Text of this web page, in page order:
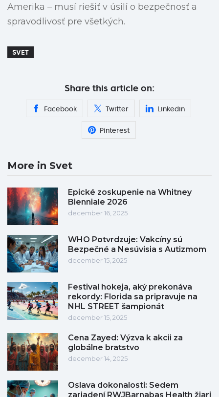
Amerika – musí riešiť v úsilí o bezpečnosť a
spravodlivosť pre všetkých.
SVET
Share this article on:
Facebook Twitter Linkedin
Pinterest
More in Svet
Epické zoskupenie na Whitney
Bienniale 2026
december 16, 2025
WHO Potvrdzuje: Vakcíny sú
Bezpečné a Nesúvisia s Autizmom
december 15, 2025
Festival hokeja, aký prekonáva
rekordy: Florida sa pripravuje na
NHL STREET šampionát
december 15, 2025
Cena Zayed: Výzva k akcii za
globálne bratstvo
december 14, 2025
Oslava dokonalosti: Sedem
zariadení RWJBarnabas Health žiari